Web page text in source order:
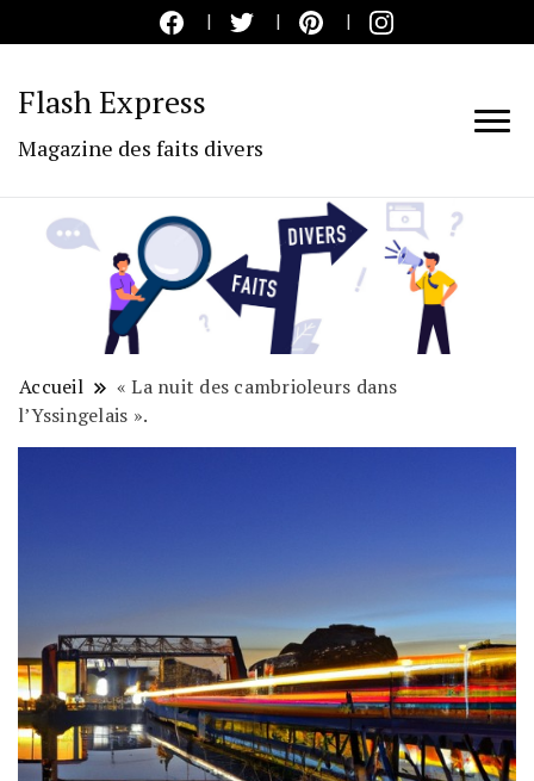
Flash Express
Magazine des faits divers
Accueil
« La nuit des cambrioleurs dans
l’Yssingelais ».